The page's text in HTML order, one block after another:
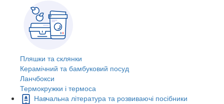
Пляшки та склянки
Керамічний та бамбуковий посуд
Ланчбокси
Термокружки і термоса
Навчальна література та розвиваючі посібники